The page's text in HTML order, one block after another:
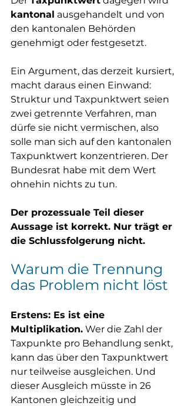
kantonal ausgehandelt und von
den kantonalen Behörden
genehmigt oder festgesetzt.
Ein Argument, das derzeit kursiert,
macht daraus einen Einwand:
Struktur und Taxpunktwert seien
zwei getrennte Verfahren, man
dürfe sie nicht vermischen, also
solle man sich auf den kantonalen
Taxpunktwert konzentrieren. Der
Bundesrat habe mit dem Wert
ohnehin nichts zu tun.
Der prozessuale Teil dieser
Aussage ist korrekt. Nur trägt er
die Schlussfolgerung nicht.
Warum die Trennung
das Problem nicht löst
Erstens: Es ist eine
Multiplikation. Wer die Zahl der
Taxpunkte pro Behandlung senkt,
kann das über den Taxpunktwert
nur teilweise ausgleichen. Und
dieser Ausgleich müsste in 26
Kantonen gleichzeitig und